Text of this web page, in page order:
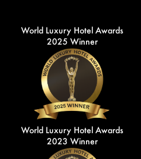
World Luxury Hotel Awards
2025 Winner
World Luxury Hotel Awards
2023 Winner